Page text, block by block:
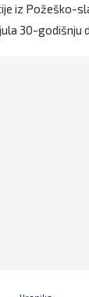
iz Požeško-
30-godišnju